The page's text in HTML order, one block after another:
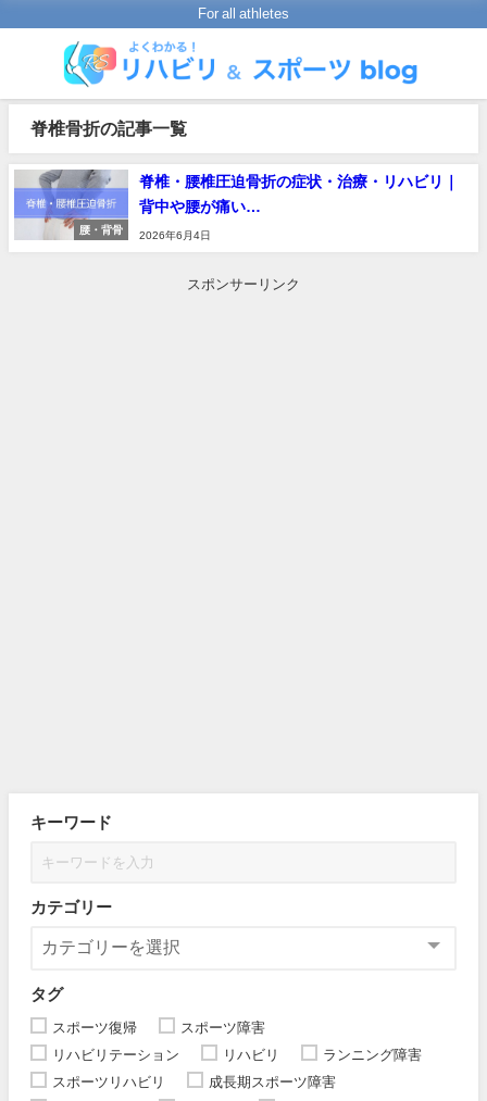
For all athletes
脊椎骨折の記事一覧
腰・背骨
脊椎・腰椎圧迫骨折の症状・治療・リハビリ｜
背中や腰が痛い…
2026年6月4日
スポンサーリンク
キーワード
カテゴリー
タグ
スポーツ復帰
スポーツ障害
リハビリテーション
リハビリ
ランニング障害
スポーツリハビリ
成長期スポーツ障害